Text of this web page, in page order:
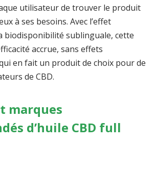
utilisateur de trouver le produit
à ses besoins. Avec l’effet
biodisponibilité sublinguale, cette
accrue, sans effets
en fait un produit de choix pour de
de CBD.
marques
d’huile CBD full